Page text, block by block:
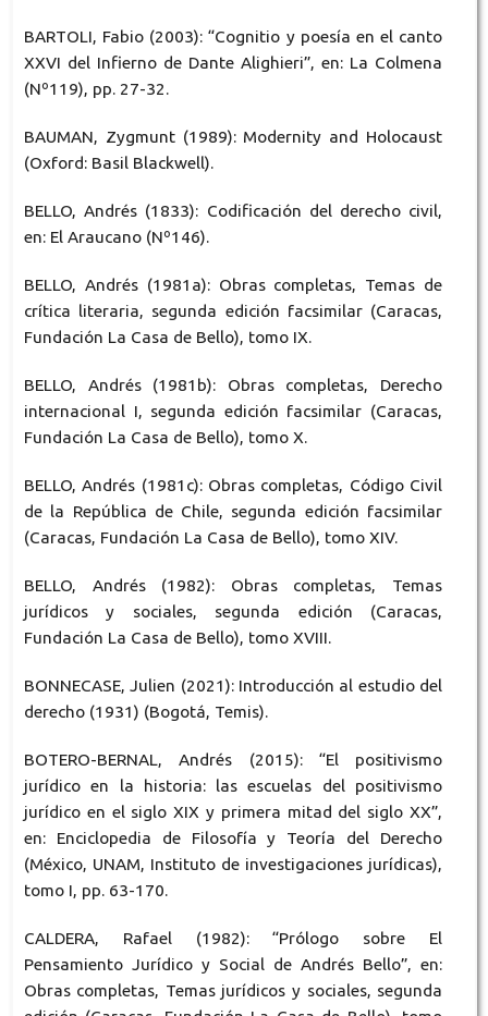
BARTOLI, Fabio (2003): “Cognitio y poesía en el canto
XXVI del Infierno de Dante Alighieri”, en: La Colmena
(Nº119), pp. 27-32.
BAUMAN, Zygmunt (1989): Modernity and Holocaust
(Oxford: Basil Blackwell).
BELLO, Andrés (1833): Codificación del derecho civil,
en: El Araucano (Nº146).
BELLO, Andrés (1981a): Obras completas, Temas de
crítica literaria, segunda edición facsimilar (Caracas,
Fundación La Casa de Bello), tomo IX.
BELLO, Andrés (1981b): Obras completas, Derecho
internacional I, segunda edición facsimilar (Caracas,
Fundación La Casa de Bello), tomo X.
BELLO, Andrés (1981c): Obras completas, Código Civil
de la República de Chile, segunda edición facsimilar
(Caracas, Fundación La Casa de Bello), tomo XIV.
BELLO, Andrés (1982): Obras completas, Temas
jurídicos y sociales, segunda edición (Caracas,
Fundación La Casa de Bello), tomo XVIII.
BONNECASE, Julien (2021): Introducción al estudio del
derecho (1931) (Bogotá, Temis).
BOTERO-BERNAL, Andrés (2015): “El positivismo
jurídico en la historia: las escuelas del positivismo
jurídico en el siglo XIX y primera mitad del siglo XX”,
en: Enciclopedia de Filosofía y Teoría del Derecho
(México, UNAM, Instituto de investigaciones jurídicas),
tomo I, pp. 63-170.
CALDERA, Rafael (1982): “Prólogo sobre El
Pensamiento Jurídico y Social de Andrés Bello”, en:
Obras completas, Temas jurídicos y sociales, segunda